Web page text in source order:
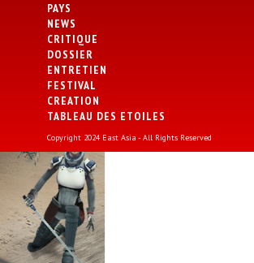
PAYS
NEWS
CRITIQUE
DOSSIER
ENTRETIEN
FESTIVAL
CREATION
TABLEAU DES ETOILES
Copyright 2024 East Asia - All Rights Reserved